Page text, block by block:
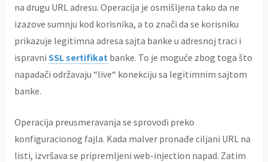
na drugu URL adresu. Operacija je osmišljena tako da ne
izazove sumnju kod korisnika, a to znači da se korisniku
prikazuje legitimna adresa sajta banke u adresnoj traci i
ispravni SSL sertifikat banke. To je moguće zbog toga što
napadači održavaju “live“ konekciju sa legitimnim sajtom
banke.
Operacija preusmeravanja se sprovodi preko
konfiguracionog fajla. Kada malver pronađe ciljani URL na
listi, izvršava se pripremljeni web-injection napad. Zatim